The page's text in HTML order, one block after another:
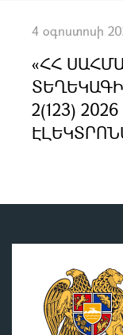
4 օգոստոսի
«ՀՀ
2(123)